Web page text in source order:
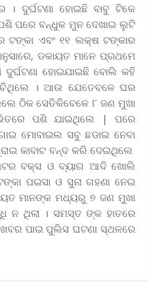
। ଦୁର୍ଘଟଣା ହୋଇଛି ବାବୁ ଟିକେ
ପରେ ବନ୍ଧୁକ ମୁନ ଦେଖାଇ ଲୁଟି
ଟଙ୍କା ଏବଂ ୧୧ ଲକ୍ଷ ଟଙ୍କାର
ଡକାୟତ ମାନେ ପ୍ରଥମେ
ହୋଇଯାଇଛି ବୋଲି କହି
। ଆଉ ଯେତେବଳେ ଘର
ଠିକ ସେତିକିବେଳେ ୮ ଜଣ ମୁଖା
ପଶି ଯାଇଥିଲେ | ପରେ
ମୋବାଇଲ ସବୁ ଛଡାଇ ନେବା
କାବାଟ ବନ୍ଦ କରି ଦେଇଥିଲେ
ବକ୍ସ ଓ ବ୍ୟାଗ ଆଦି ଖୋଲି
ପଇସା ଓ ସୁନା ଗହଣା ନେଇ
ମାନଙ୍କ ମଧ୍ୟରୁ ୭ ଜଣ ମୁଖା
ନ ଥିଲା । ସମସ୍ତ ଙ୍କ ହାତରେ
ଖବର ପାଇ ପୁଲିସ ଘଟଣା ସ୍ଥଳରେ